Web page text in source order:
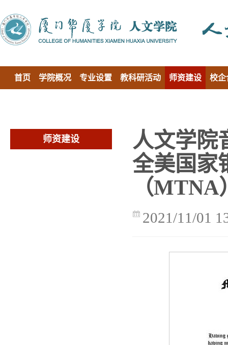
首页 学院概况 专业设置 教科研活动 师资建设 校企
师资建设
人文学院
全美国家
（MTNA
2021/11/01